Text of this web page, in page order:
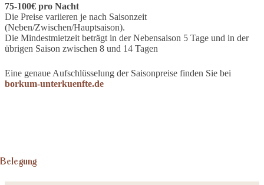
75-100€ pro Nacht
Die Preise variieren je nach Saisonzeit
(Neben/Zwischen/Hauptsaison).
Die Mindestmietzeit beträgt in der Nebensaison 5 Tage und in der
übrigen Saison zwischen 8 und 14 Tagen
Eine genaue Aufschlüsselung der Saisonpreise finden Sie bei
borkum-unterkuenfte.de
Belegung